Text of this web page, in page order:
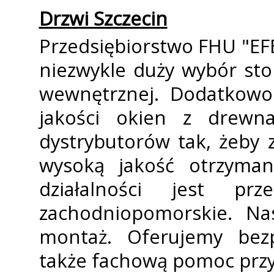
Drzwi Szczecin
Przedsiębiorstwo FHU
niezwykle duży wybór
wewnętrznej.
jakości okien z
dystrybutorów tak, żeby
wysoką jakość
działalności jest
zachodniopomorskie.
montaż. Oferujemy
także fachową pomoc